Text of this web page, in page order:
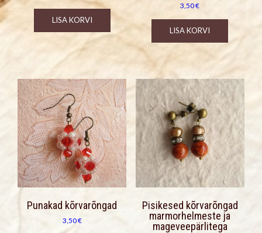
LISA KORVI
3,50€
LISA KORVI
Punakad kõrvarõngad
3,50€
Pisikesed kõrvarõngad
marmorhelmeste ja
mageveepärlitega